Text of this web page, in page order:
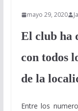
mayo 29, 2020
El club ha
con todos
de la
Entre los